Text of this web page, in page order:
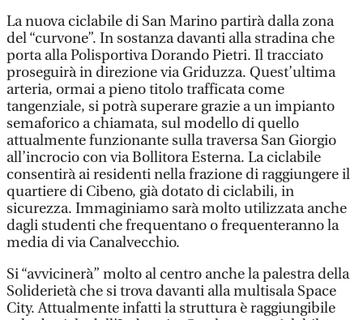
La nuova ciclabile di San Marino partirà dalla zona
del “curvone”. In sostanza davanti alla stradina che
porta alla Polisportiva Dorando Pietri. Il tracciato
proseguirà in direzione via Griduzza. Quest’ultima
arteria, ormai a pieno titolo trafficata come
tangenziale, si potrà superare grazie a un impianto
semaforico a chiamata, sul modello di quello
attualmente funzionante sulla traversa San Giorgio
all’incrocio con via Bollitora Esterna. La ciclabile
consentirà ai residenti nella frazione di raggiungere il
quartiere di Cibeno, già dotato di ciclabili, in
sicurezza. Immaginiamo sarà molto utilizzata anche
dagli studenti che frequentano o frequenteranno la
media di via Canalvecchio.
Si “avvicinerà” molto al centro anche la palestra della
Soliderietà che si trova davanti alla multisala Space
City. Attualmente infatti la struttura è raggiungibile